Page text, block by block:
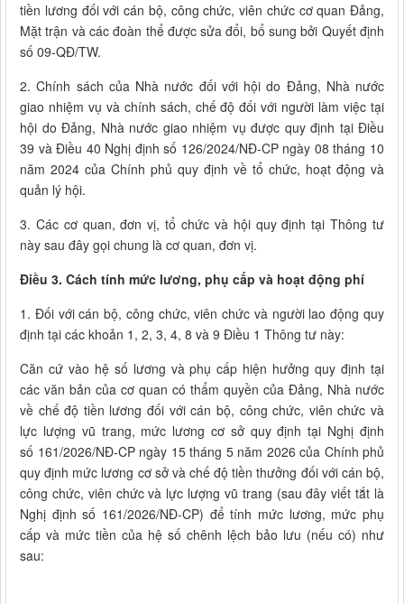
tiền lương đối với cán bộ, công chức, viên chức cơ quan Đảng,
Mặt trận và các đoàn thể được sửa đổi, bổ sung bởi Quyết định
số 09-QĐ/TW.
2. Chính sách của Nhà nước đối với hội do Đảng, Nhà nước
giao nhiệm vụ và chính sách, chế độ đối với người làm việc tại
hội do Đảng, Nhà nước giao nhiệm vụ được quy định tại Điều
39 và Điều 40 Nghị định số 126/2024/NĐ-CP ngày 08 tháng 10
năm 2024 của Chính phủ quy định về tổ chức, hoạt động và
quản lý hội.
3. Các cơ quan, đơn vị, tổ chức và hội quy định tại Thông tư
này sau đây gọi chung là cơ quan, đơn vị.
Điều 3. Cách tính mức lương, phụ cấp và hoạt động phí
1. Đối với cán bộ, công chức, viên chức và người lao động quy
định tại các khoản 1, 2, 3, 4, 8 và 9 Điều 1 Thông tư này:
Căn cứ vào hệ số lương và phụ cấp hiện hưởng quy định tại
các văn bản của cơ quan có thẩm quyền của Đảng, Nhà nước
về chế độ tiền lương đối với cán bộ, công chức, viên chức và
lực lượng vũ trang, mức lương cơ sở quy định tại Nghị định
số 161/2026/NĐ-CP ngày 15 tháng 5 năm 2026 của Chính phủ
quy định mức lương cơ sở và chế độ tiền thưởng đối với cán bộ,
công chức, viên chức và lực lượng vũ trang (sau đây viết tắt là
Nghị định số 161/2026/NĐ-CP) để tính mức lương, mức phụ
cấp và mức tiền của hệ số chênh lệch bảo lưu (nếu có) như
sau: